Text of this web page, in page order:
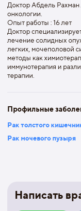
Написать
Доктор Абдель Рахман
онкологии.
Опыт работы : 16 лет
Доктор
лечение солидных
легких, мочеполовой
методы как
иммунотерапия и
терапии.
Профильные
Рак толстого
Рак мочевого пузыря